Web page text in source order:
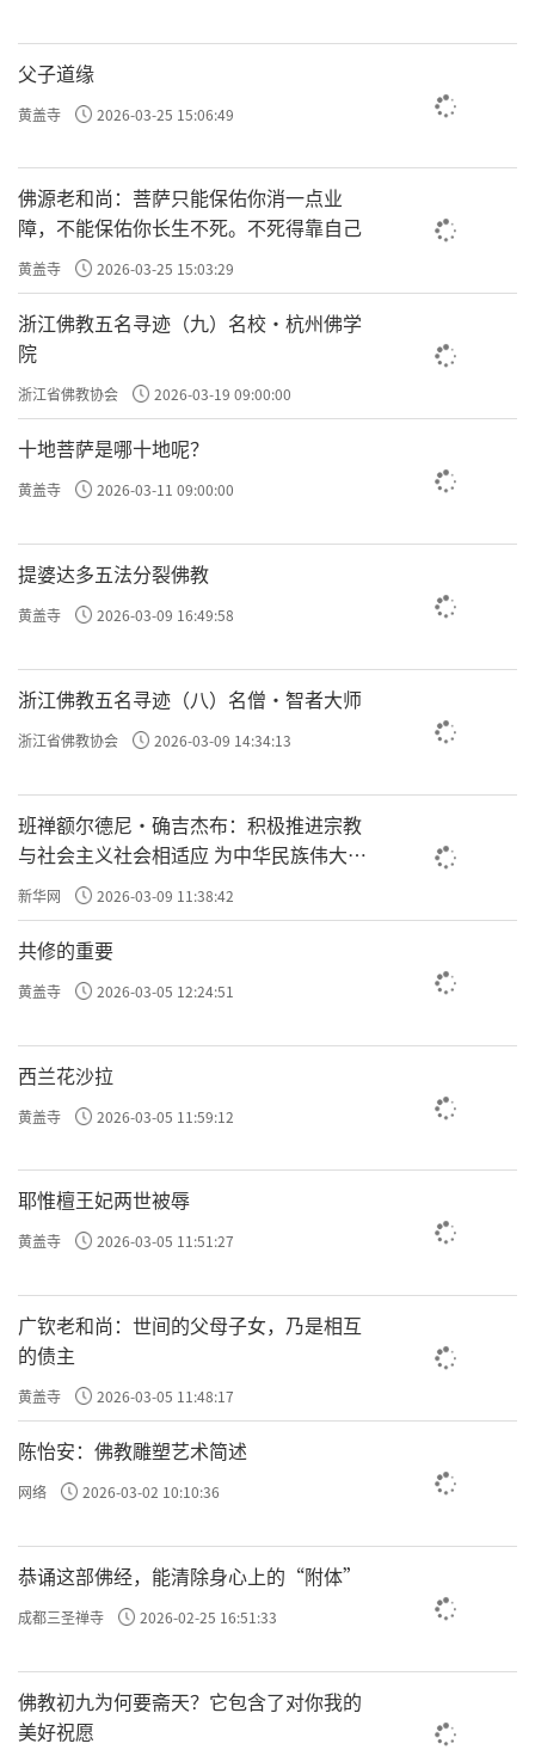
父子道缘
黄盖寺 2026-03-25 15:06:49
佛源老和尚：菩萨只能保佑你消一点业
障，不能保佑你长生不死。不死得靠自己
黄盖寺 2026-03-25 15:03:29
浙江佛教五名寻迹（九）名校·杭州佛学
院
浙江省佛教协会 2026-03-19 09:00:00
十地菩萨是哪十地呢？
黄盖寺 2026-03-11 09:00:00
提婆达多五法分裂佛教
黄盖寺 2026-03-09 16:49:58
浙江佛教五名寻迹（八）名僧·智者大师
浙江省佛教协会 2026-03-09 14:34:13
班禅额尔德尼·确吉杰布：积极推进宗教
与社会主义社会相适应 为中华民族伟大复
兴贡献力量
新华网 2026-03-09 11:38:42
共修的重要
黄盖寺 2026-03-05 12:24:51
西兰花沙拉
黄盖寺 2026-03-05 11:59:12
耶惟檀王妃两世被辱
黄盖寺 2026-03-05 11:51:27
广钦老和尚：世间的父母子女，乃是相互
的债主
黄盖寺 2026-03-05 11:48:17
陈怡安：佛教雕塑艺术简述
网络 2026-03-02 10:10:36
恭诵这部佛经，能清除身心上的“附体”
成都三圣禅寺 2026-02-25 16:51:33
佛教初九为何要斋天？它包含了对你我的
美好祝愿